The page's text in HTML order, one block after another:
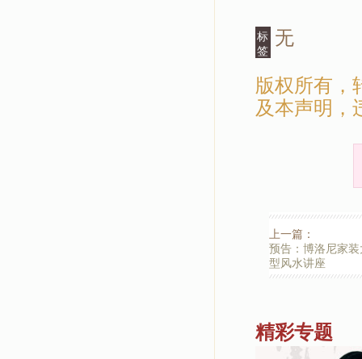
标
签
无
版权所有，
及本声明，
上一篇：
预告：博洛尼家装
型风水讲座
精彩专题